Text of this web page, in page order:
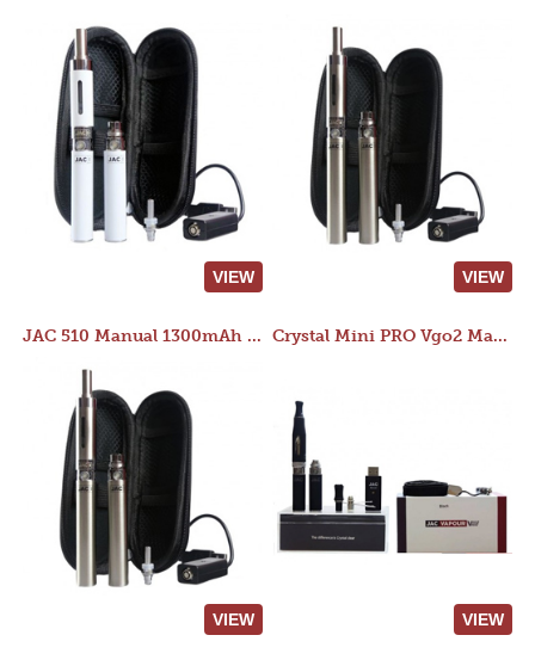
VIEW VIEW
JAC 510 Manual 1300mAh Starter Kit
VIEW
Crystal Mini PRO Vgo2 Manual 400mAh Kit
VIEW